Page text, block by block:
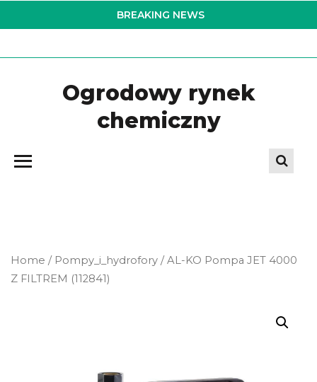
to
BREAKING NEWS
Ogrodowy rynek
chemiczny
Home / Pompy_i_hydrofory / AL-KO Pompa JET 4000
Z FILTREM (112841)